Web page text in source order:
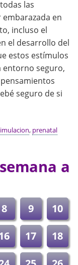
las
en
incluso el
el desarrollo del
estos estímulos
entorno seguro,
seguro de si
, prenatal
a
8 9
10
17
18